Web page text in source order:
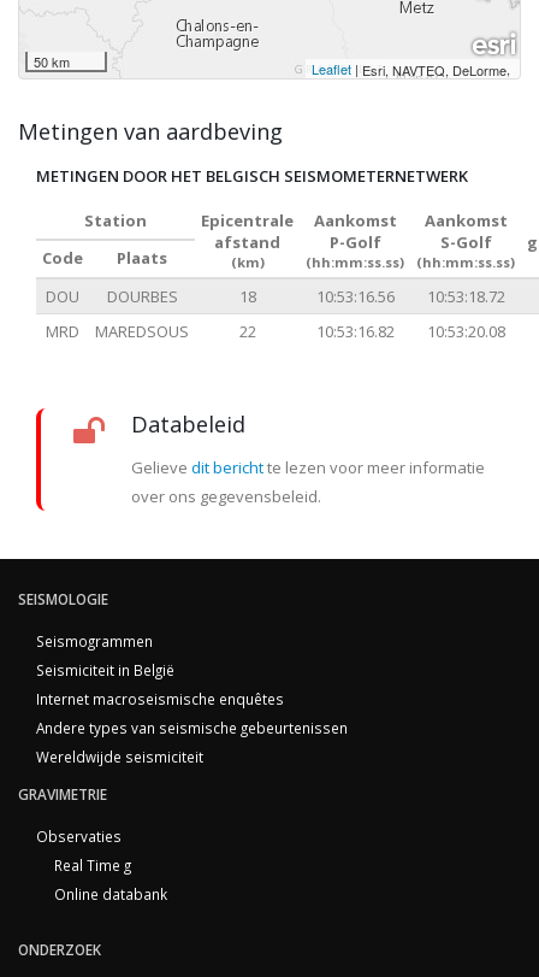
50 km Leaflet | Esri, NAVTEQ, DeLorme,
Metingen van aardbeving
METINGEN DOOR HET BELGISCH SEISMOMETERNETWERK
Station
Epicentrale
afstand
(km)
Aankomst
P-Golf
(hh:mm:ss.ss)
Aankomst
S-Golf
(hh:mm:ss.ss)
Code
Plaats
DOU
DOURBES 18 10:53:16.56
10:53:18.72
MRD
MAREDSOUS 22 10:53:16.82 10:53:20.08
Databeleid
Gelieve dit berichtte lezen voor meer informatie
over ons gegevensbeleid.
SEISMOLOGIE
Seismogrammen
Seismiciteit in België
Internet macroseismische enquêtes
Andere types van seismische gebeurtenissen
Wereldwijde seismiciteit
GRAVIMETRIE
Observaties
Real Time g
Online databank
ONDERZOEK